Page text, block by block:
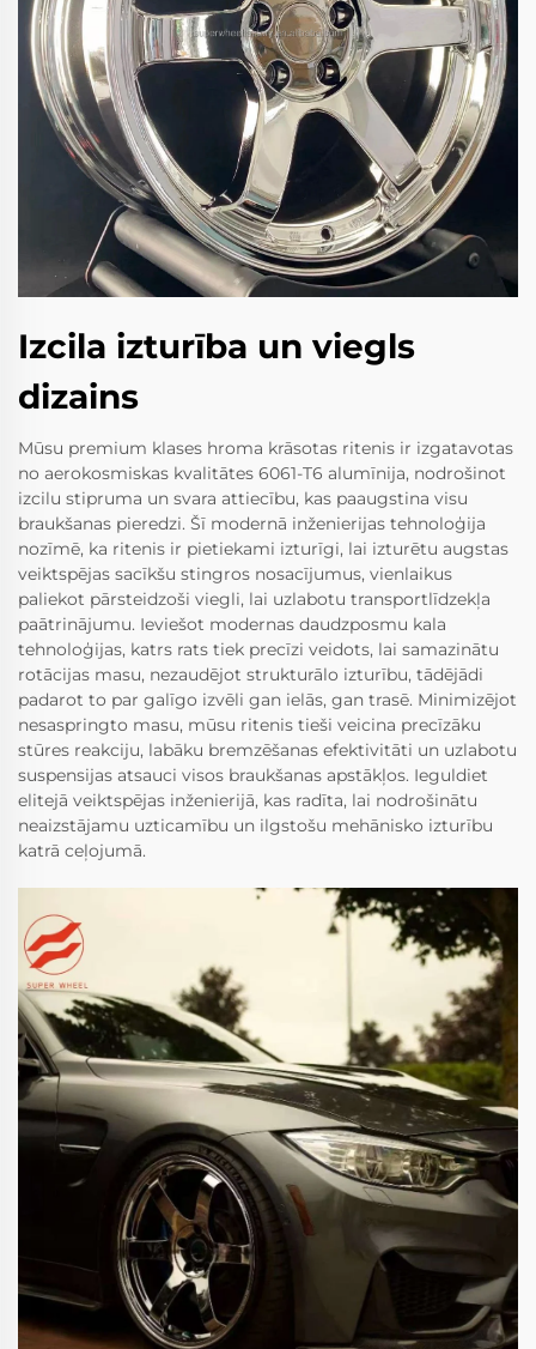
Izcila izturība un viegls
dizains
Mūsu premium klases hroma krāsotas ritenis ir izgatavotas
no aerokosmiskas kvalitātes 6061-T6 alumīnija, nodrošinot
izcilu stipruma un svara attiecību, kas paaugstina visu
braukšanas pieredzi. Šī modernā inženierijas tehnoloģija
nozīmē, ka ritenis ir pietiekami izturīgi, lai izturētu augstas
veiktspējas sacīkšu stingros nosacījumus, vienlaikus
paliekot pārsteidzoši viegli, lai uzlabotu transportlīdzekļa
paātrinājumu. Ieviešot modernas daudzposmu kala
tehnoloģijas, katrs rats tiek precīzi veidots, lai samazinātu
rotācijas masu, nezaudējot strukturālo izturību, tādējādi
padarot to par galīgo izvēli gan ielās, gan trasē. Minimizējot
nesaspringto masu, mūsu ritenis tieši veicina precīzāku
stūres reakciju, labāku bremzēšanas efektivitāti un uzlabotu
suspensijas atsauci visos braukšanas apstākļos. Ieguldiet
elitejā veiktspējas inženierijā, kas radīta, lai nodrošinātu
neaizstājamu uzticamību un ilgstošu mehānisko izturību
katrā ceļojumā.